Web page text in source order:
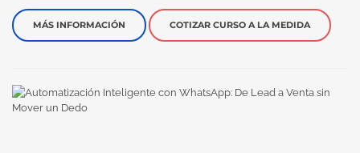
MÁS INFORMACIÓN COTIZAR CURSO A LA MEDIDA